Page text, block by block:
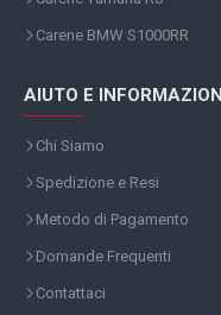
Carene BMW S1000RR
AIUTO E INFORMAZIONI
Chi Siamo
Spedizione e Resi
Metodo di Pagamento
Domande Frequenti
Contattaci